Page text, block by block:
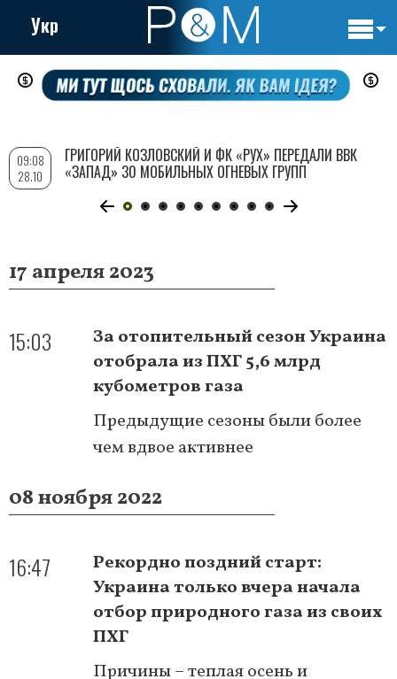
Перейти
содержанию
Укр
17 апреля 2023
15:03
За отопительный сезон Украина
отобрала из ПХГ 5,6 млрд
кубометров газа
Предыдущие сезоны были более
чем вдвое активнее
08 ноября 2022
16:47
Рекордно поздний старт:
Украина только вчера начала
отбор природного газа из своих
ПХГ
Причины – теплая осень и
09:08
28.10
ГРИГОРИЙ КОЗЛОВСКИЙ И ФК «РУХ» ПЕРЕДАЛИ ВВК
«ЗАПАД» 30 МОБИЛЬНЫХ ОГНЕВЫХ ГРУПП